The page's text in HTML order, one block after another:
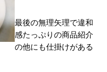
最後の無理矢理で違和
感たっぷりの商品紹介
の他にも仕掛けがある